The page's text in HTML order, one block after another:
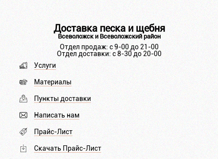
Доставка песка и щебня
Всеволожск и Всеволожский район
Отдел продаж: с 9-00 до 21-00
Отдел доставки: с 8-30 до 20-00
Услуги
Материалы
Пункты доставки
Написать нам
Прайс-Лист
Скачать Прайс-Лист